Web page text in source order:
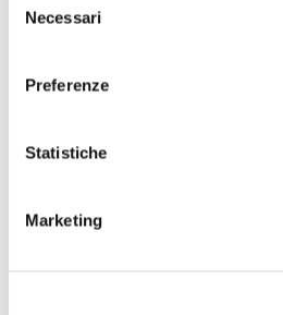
delNecessari
Preferenze
Statistiche
Marketing
2024/exhibitor/